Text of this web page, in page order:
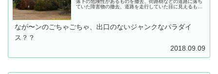
落下の危険性があるものを撤去、街路樹などの道路に落ち
ていた障害物の撤去、道路を走行していた目に見えるもの
た。なにより、今日から道路の通行がかなりスムーズにな
りました...
なが〜ンのごちゃごちゃ、出口のないジャンクなパラダイ
ス？？
2018.09.09